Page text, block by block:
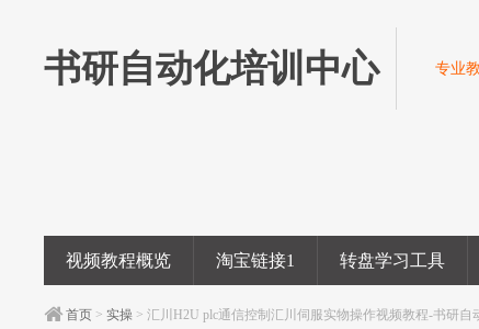
书研自动化培训中心 专业
视频教程概览 淘宝链接1 转盘学习工具
首页 >实操 > 汇川H2U plc通信控制汇川伺服实物操作视频教程-书研自